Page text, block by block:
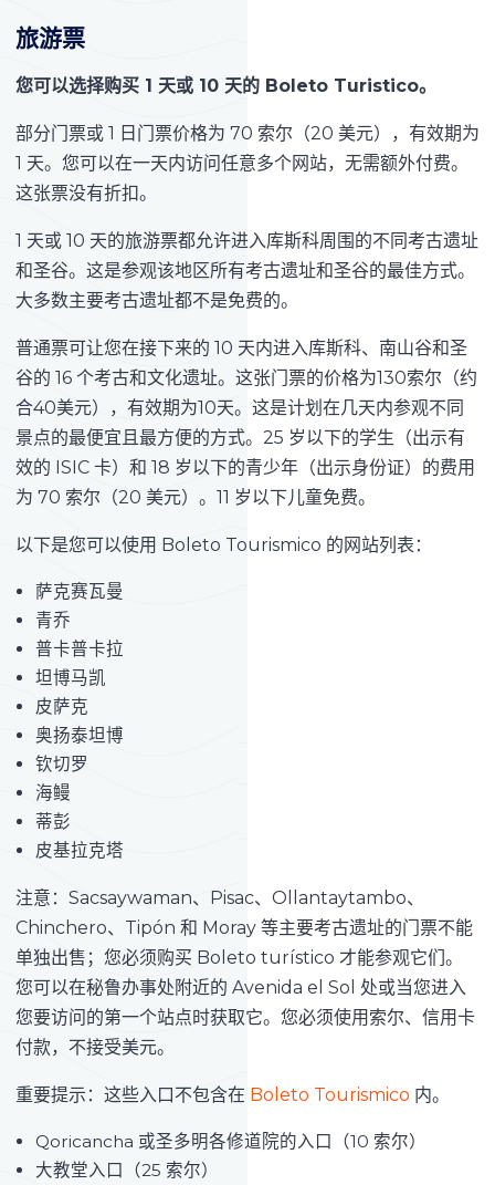
旅游票
您可以选择购买 1 天或 10 天的 Boleto Turistico。
部分门票或 1 日门票价格为 70 索尔（20 美元），有效期为
1 天。您可以在一天内访问任意多个网站，无需额外付费。
这张票没有折扣。
1 天或 10 天的旅游票都允许进入库斯科周围的不同考古遗址
和圣谷。这是参观该地区所有考古遗址和圣谷的最佳方式。
大多数主要考古遗址都不是免费的。
普通票可让您在接下来的 10 天内进入库斯科、南山谷和圣
谷的 16 个考古和文化遗址。这张门票的价格为130索尔（约
合40美元），有效期为10天。这是计划在几天内参观不同
景点的最便宜且最方便的方式。25 岁以下的学生（出示有
效的 ISIC 卡）和 18 岁以下的青少年（出示身份证）的费用
为 70 索尔（20 美元）。11 岁以下儿童免费。
以下是您可以使用 Boleto Tourismico 的网站列表：
萨克赛瓦曼
青乔
普卡普卡拉
坦博马凯
皮萨克
奥扬泰坦博
钦切罗
海鳗
蒂彭
皮基拉克塔
注意：Sacsaywaman、Pisac、Ollantaytambo、
Chinchero、Tipón 和 Moray 等主要考古遗址的门票不能
单独出售；您必须购买 Boleto turístico 才能参观它们。
您可以在秘鲁办事处附近的 Avenida el Sol 处或当您进入
您要访问的第一个站点时获取它。您必须使用索尔、信用卡
付款，不接受美元。
重要提示：这些入口不包含在 Boleto Tourismico 内。
Qoricancha 或圣多明各修道院的入口（10 索尔）
大教堂入口（25 索尔）